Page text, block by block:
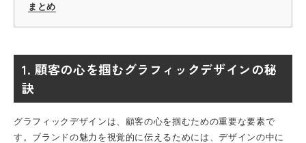
まとめ
1. 顧客の心を掴むグラフィックデザインの秘
訣
グラフィックデザインは、顧客の心を掴むための重要な要素で
す。ブランドの魅力を視覚的に伝えるためには、デザインの中に